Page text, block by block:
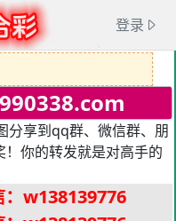
登录
分享到qq群、微信群、朋
你的转发就是对高手的
：w138139776